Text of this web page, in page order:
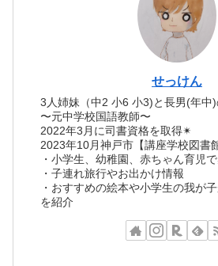
せっけん
3人姉妹（中2 小6 小3)と長男(年中
〜元中学校国語教師〜
2022年3月に司書資格を取得✴︎
2023年10月神戸市【講座学校図書
・小学生、幼稚園、赤ちゃん育児
・子連れ旅行やお出かけ情報
・おすすめの絵本や小学生の我が
を紹介